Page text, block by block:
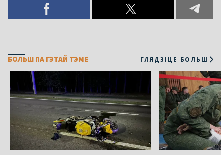
БОЛЬШ ПА ГЭТАЙ ТЭМЕ ГЛЯДЗІЦЕ БОЛЬШ